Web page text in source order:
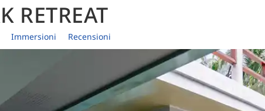
RETREAT
Immersioni Recensioni